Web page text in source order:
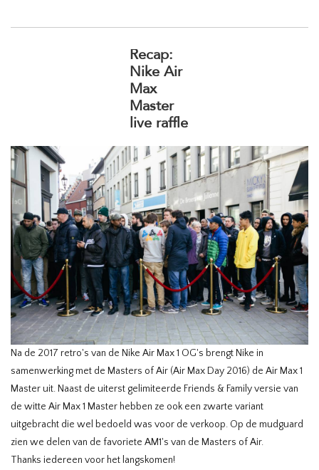
Recap:
Nike Air
Max
Master
live raffle
Na de 2017 retro's van de Nike Air Max 1 OG's brengt Nike in
samenwerking met de Masters of Air (Air Max Day 2016) de Air Max 1
Master uit. Naast de uiterst gelimiteerde Friends & Family versie van
de witte Air Max 1 Master hebben ze ook een zwarte variant
uitgebracht die wel bedoeld was voor de verkoop. Op de mudguard
zien we delen van de favoriete AM1's van de Masters of Air.
Thanks iedereen voor het langskomen!